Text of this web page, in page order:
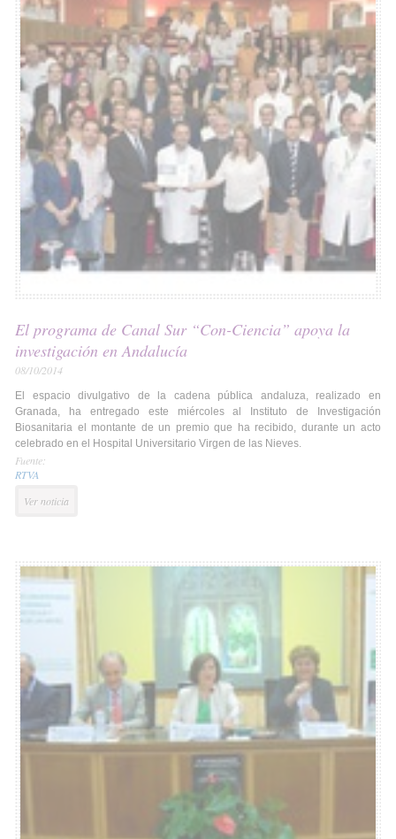
El programa de Canal Sur “Con-Ciencia” apoya la
investigación en Andalucía
08/10/2014
El espacio divulgativo de la cadena pública andaluza, realizado en
Granada, ha entregado este miércoles al Instituto de Investigación
Biosanitaria el montante de un premio que ha recibido, durante un acto
celebrado en el Hospital Universitario Virgen de las Nieves.
Fuente:
RTVA
Ver noticia